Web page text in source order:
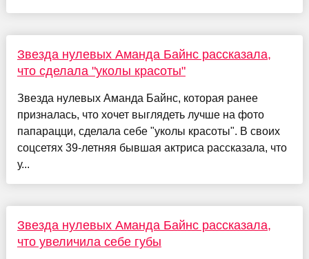
Звезда нулевых Аманда Байнс рассказала,
что сделала "уколы красоты"
Звезда нулевых Аманда Байнс, которая ранее
призналась, что хочет выглядеть лучше на фото
папарацци, сделала себе "уколы красоты". В своих
соцсетях 39-летняя бывшая актриса рассказала, что
у...
Звезда нулевых Аманда Байнс рассказала,
что увеличила себе губы